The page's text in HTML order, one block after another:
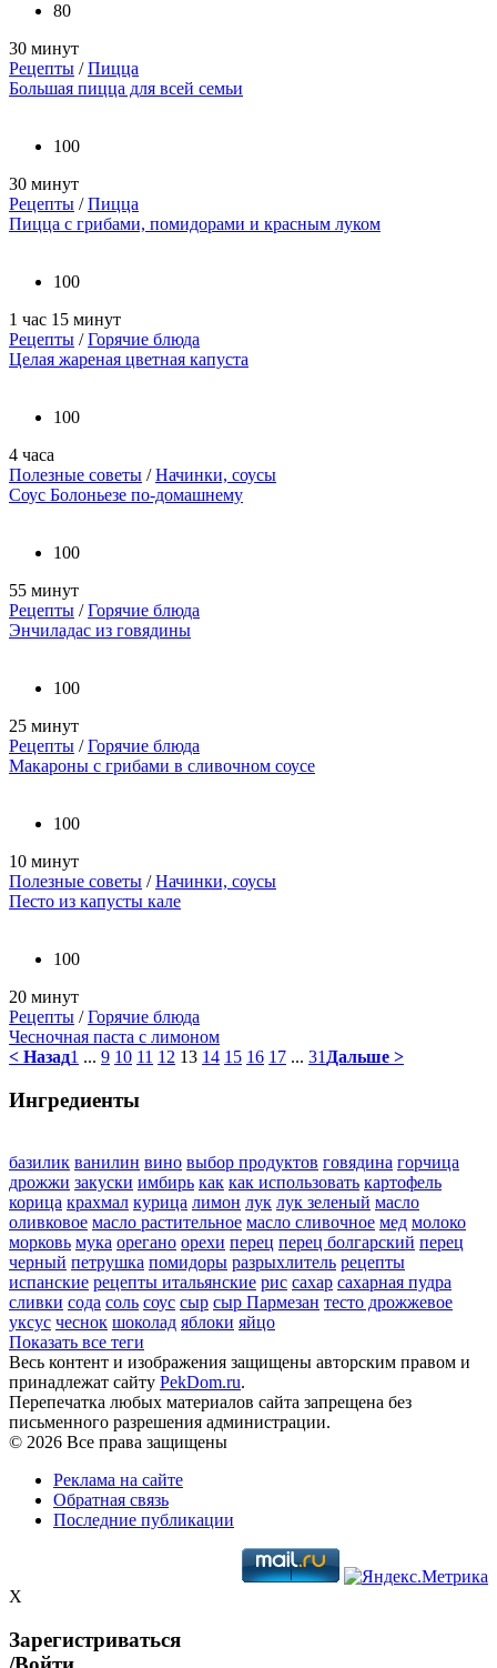
80
30 минут
Рецепты /Пицца
Большая пицца для всей семьи
100
30 минут
Рецепты /Пицца
Пицца с грибами, помидорами и красным луком
100
1 час 15 минут
Рецепты /Горячие блюда
Целая жареная цветная капуста
100
4 часа
Полезные советы /Начинки, соусы
Соус Болоньезе по-домашнему
100
55 минут
Рецепты /Горячие блюда
Энчиладас из говядины
100
25 минут
Рецепты /Горячие блюда
Макароны с грибами в сливочном соусе
100
10 минут
Полезные советы /Начинки, соусы
Песто из капусты кале
100
20 минут
Рецепты /Горячие блюда
Чесночная паста с лимоном
< Назад1 ... 9 10 11 12 13 14 15 16 17 ... 31 Дальше >
Ингредиенты
базилик ванилин вино выбор продуктов говядина горчица
дрожжи закуски имбирь как как использовать картофель
корица крахмал курица лимон лук лук зеленый масло
оливковое масло растительное масло сливочное мед молоко
морковь мука орегано орехи перец перец болгарский перец
черный петрушка помидоры разрыхлитель рецепты
испанские рецепты итальянские рис сахар сахарная пудра
сливки сода соль соус сыр сыр Пармезан тесто дрожжевое
уксус чеснок шоколад яблоки яйцо
Показать все теги
Весь контент и изображения защищены авторским правом и
принадлежат сайту PekDom.ru.
Перепечатка любых материалов сайта запрещена без
письменного разрешения администрации.
© 2026 Все права защищены
Реклама на сайте
Обратная связь
Последние публикации
X
Зарегистриваться